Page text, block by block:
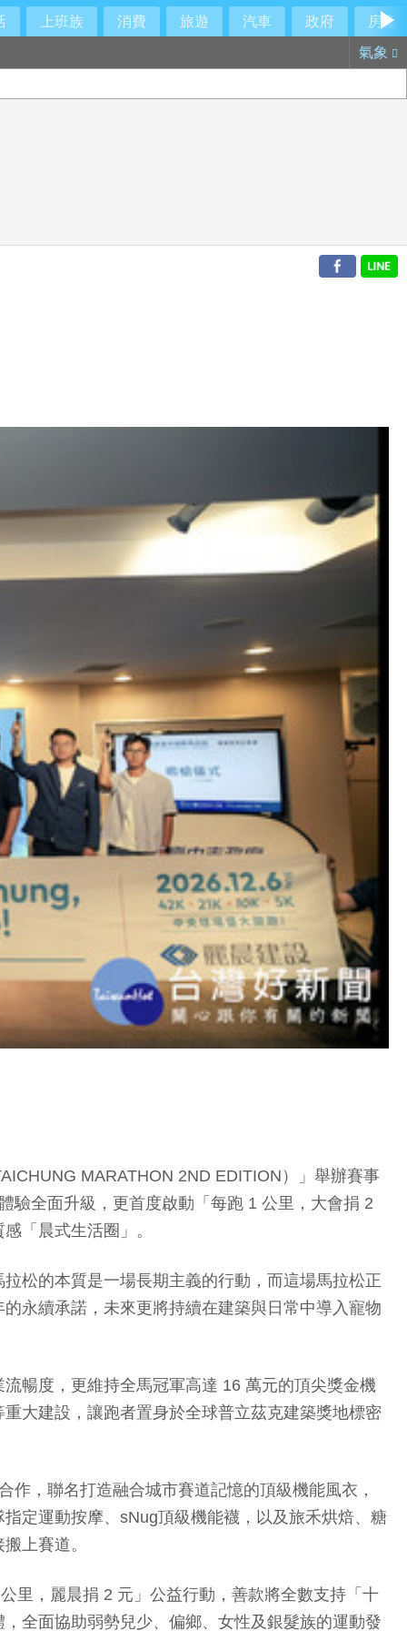
上班族 消費 旅遊 汽車 政府
房產
氣象
MARATHON 2ND EDITION）」舉辦賽事
驗全面升級，更首度啟動「每跑 1 公里，大會捐 2
「晨式生活圈」。
松的本質是一場長期主義的行動，而這場馬拉松正
永續承諾，未來更將持續在建築與日常中導入寵物
暢度，更維持全馬冠軍高達 16 萬元的頂尖獎金機
大建設，讓跑者置身於全球普立茲克建築獎地標密
，聯名打造融合城市賽道記憶的頂級機能風衣，
定運動按摩、sNug頂級機能襪，以及旅禾烘焙、糖
上賽道。
里，麗晨捐 2 元」公益行動，善款將全數支持「十
全面協助弱勢兒少、偏鄉、女性及銀髮族的運動發